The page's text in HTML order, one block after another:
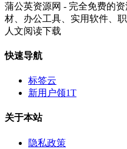
蒲公英资源网 - 完全免费的
材、办公工具、实用软件、
人文阅读下载
快速导航
标签云
新用户领1T
关于本站
隐私政策